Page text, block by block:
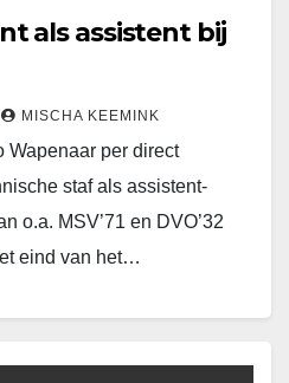
als assistent bij
MISCHA KEEMINK
Wapenaar per direct
staf als assistent-
o.a. MSV’71 en DVO’32
eind van het…